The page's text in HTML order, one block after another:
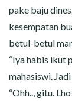
pake baju
kesempatan
betul-betul
“Iya habis ikut
mahasiswi.
“Ohh.., gitu.